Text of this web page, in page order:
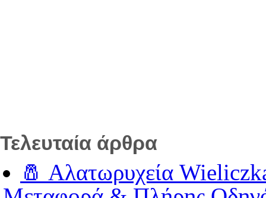
Τελευταία άρθρα
🧂 Αλατωρυχεία